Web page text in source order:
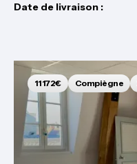
Date de livraison :
11 172€ Compiègne